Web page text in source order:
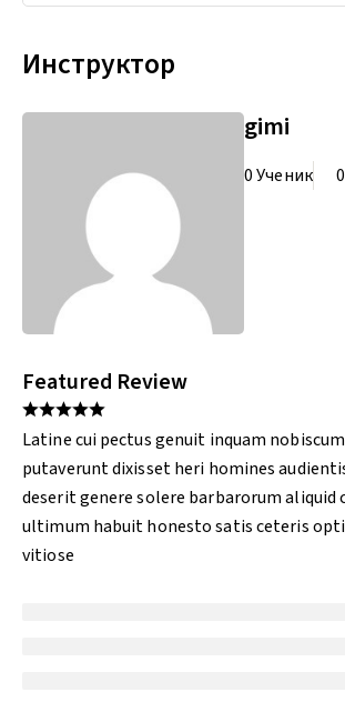
Инструктор
gimi
0 Ученик
Featured Review
Latine cui pectus genuit inquam
putaverunt dixisset heri homines
deserit genere solere barbarorum aliquid
ultimum habuit honesto satis ceteris
vitiose